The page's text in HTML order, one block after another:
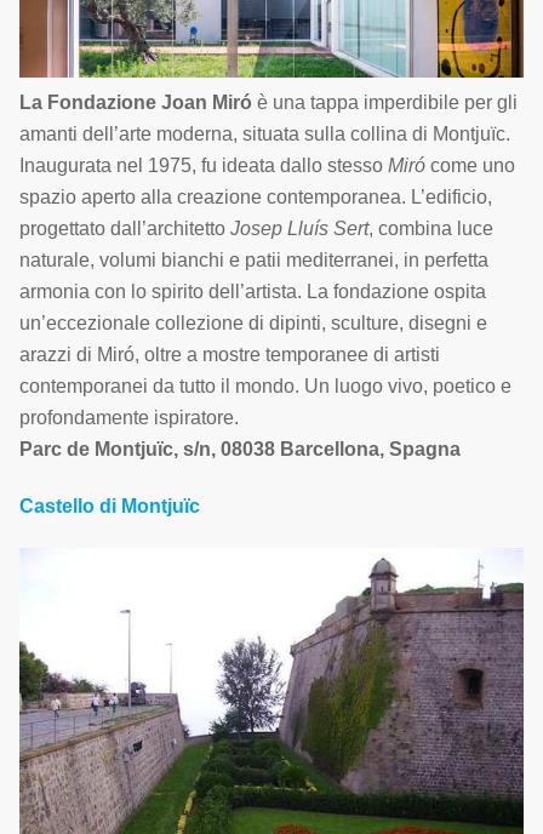
La Fondazione Joan Miró è una tappa imperdibile per gli
amanti dell’arte moderna, situata sulla collina di Montjuïc.
Inaugurata nel 1975, fu ideata dallo stesso Miró come uno
spazio aperto alla creazione contemporanea. L’edificio,
progettato dall’architetto Josep Lluís Sert, combina luce
naturale, volumi bianchi e patii mediterranei, in perfetta
armonia con lo spirito dell’artista. La fondazione ospita
un’eccezionale collezione di dipinti, sculture, disegni e
arazzi di Miró, oltre a mostre temporanee di artisti
contemporanei da tutto il mondo. Un luogo vivo, poetico e
profondamente ispiratore.
Parc de Montjuïc, s/n, 08038 Barcellona, Spagna
Castello di Montjuïc